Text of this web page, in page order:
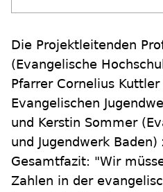
Die Projektleitenden
(Evangelische
Pfarrer Cornelius
Evangelischen
und Kerstin Sommer
und Jugendwerk
Gesamtfazit: "Wir
Zahlen in der